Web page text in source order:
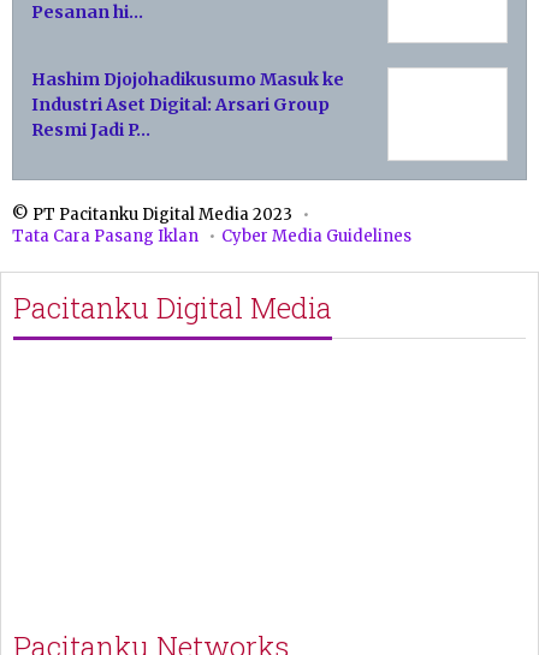
Pesanan hi…
Hashim Djojohadikusumo Masuk ke
Industri Aset Digital: Arsari Group
Resmi Jadi P…
© PT Pacitanku Digital Media 2023
Tata Cara Pasang Iklan
Cyber Media Guidelines
Pacitanku Digital Media
Pacitanku Networks